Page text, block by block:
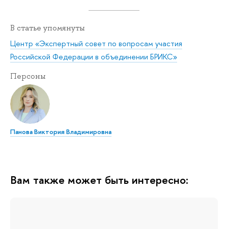
В статье упомянуты
Центр «Экспертный совет по вопросам участия
Российской Федерации в объединении БРИКС»
Персоны
Панова Виктория Владимировна
Вам также может быть интересно: